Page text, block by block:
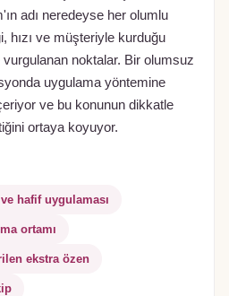
adı neredeyse her olumlu
hızı ve müşteriyle kurduğu
noktalar. Bir olumsuz
uygulama yöntemine
ve bu konunun dikkatle
ortaya koyuyor.
ve hafif uygulaması
ortamı
ekstra özen